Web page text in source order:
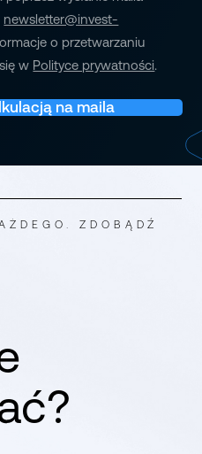
newsletter@invest-
o przetwarzaniu
w Polityce prywatności.
na maila
ZDOBĄDŹ